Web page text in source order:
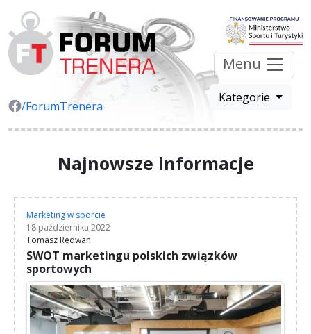
/ForumTrenera
Menu
Kategorie
Najnowsze informacje
Marketing w sporcie
18 października 2022
Tomasz Redwan
SWOT marketingu polskich związków
sportowych